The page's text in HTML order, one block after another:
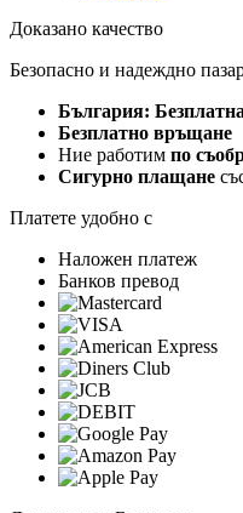
Доказано качество
Безопасно и надеждно
България:
Безплатно връщане
Ние работим по
Сигурно плащане
Платете удобно с
Наложен платеж
Банков превод